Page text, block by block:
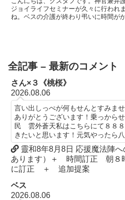
ジョイライフセミナーが久々に行われ
ね。ベスの介護が終わり弔いに時間が
さて、当日準備していただくことがあ
全記事 – 最新のコメント
さん×３《桃桜》
2026.08.06
言い出しっぺが何もせんとすみま
ありがとうございます！乗っから
民 雲外蒼天私はこちらにて８８
きたいと思います！元気やったら
靈和8年8月8日 応援魔法陣
あります）＋ 時間訂正 朝８
に訂正 ＋ 追加提案
ベス
2026.08.06